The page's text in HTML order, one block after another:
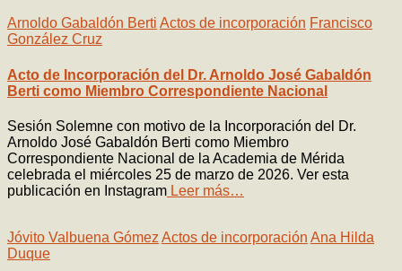
Arnoldo Gabaldón Berti Actos de incorporación Francisco
González Cruz
Acto de Incorporación del Dr. Arnoldo José Gabaldón
Berti como Miembro Correspondiente Nacional
Sesión Solemne con motivo de la Incorporación del Dr.
Arnoldo José Gabaldón Berti como Miembro
Correspondiente Nacional de la Academia de Mérida
celebrada el miércoles 25 de marzo de 2026. Ver esta
publicación en Instagram Leer más…
Jóvito Valbuena Gómez Actos de incorporación Ana Hilda
Duque